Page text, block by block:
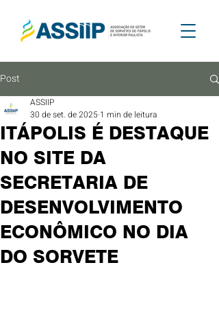
Post
ITÁPOLIS É DESTAQUE
NO SITE DA
SECRETARIA DE
DESENVOLVIMENTO
ECONÔMICO NO DIA
DO SORVETE
ASSIIP
30 de set. de 2025 1 min de leitura